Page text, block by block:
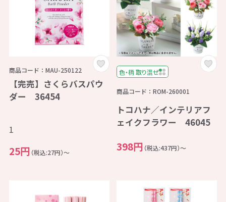
商品コード：MAU-250122
【完売】さくらバスパウ
ダー 36454
1
25円 （税込:27円）～
色・柄 取り混ぜ
商品コード：ROM-260001
トコハナ／インテリアフ
ェイクフラワー 46045
398円 （税込:437円）～